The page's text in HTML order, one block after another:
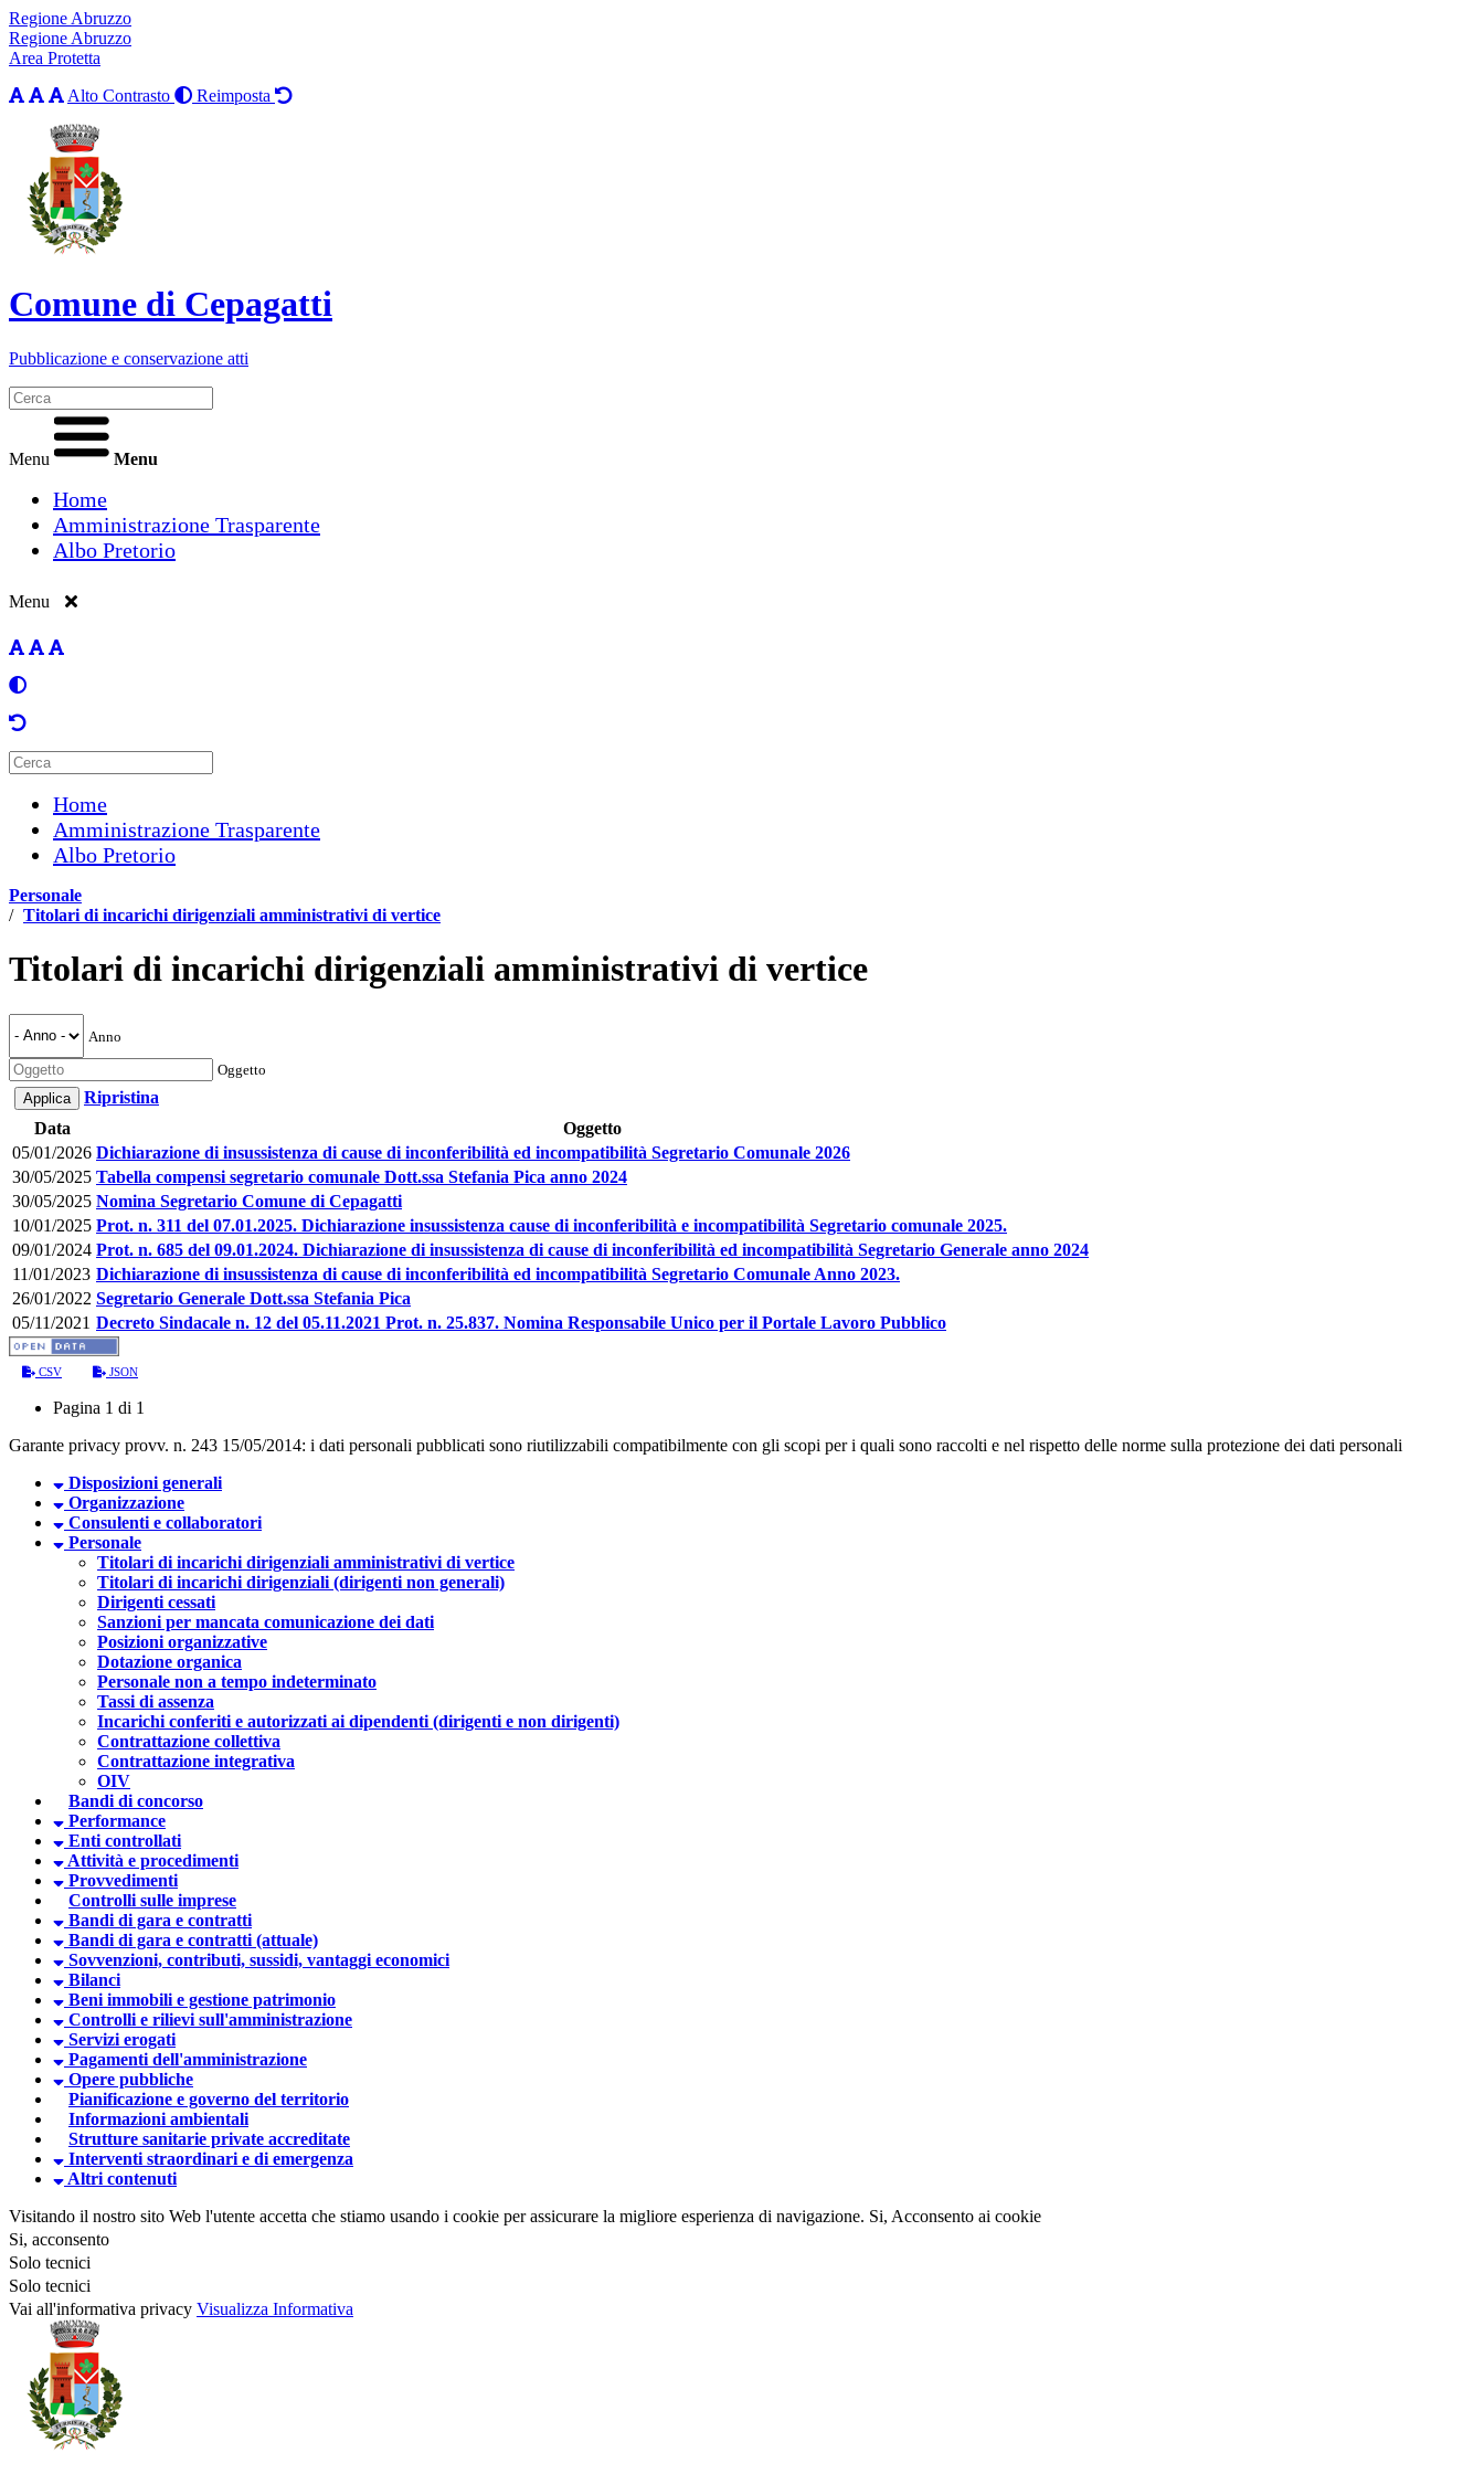
Regione Abruzzo
Regione Abruzzo
Area Protetta
Alto Contrasto
Reimposta
Comune di Cepagatti
Pubblicazione e conservazione atti
Menu Menu
Home
Amministrazione Trasparente
Albo Pretorio
Menu
Home
Amministrazione Trasparente
Albo Pretorio
Personale
/ Titolari di incarichi dirigenziali amministrativi di vertice
Titolari di incarichi dirigenziali amministrativi di vertice
Anno
Oggetto
Ripristina
Data
Oggetto
05/01/2026 Dichiarazione di insussistenza di cause di inconferibilità ed incompatibilità Segretario Comunale 2026
30/05/2025 Tabella compensi segretario comunale Dott.ssa Stefania Pica anno 2024
30/05/2025 Nomina Segretario Comune di Cepagatti
10/01/2025 Prot. n. 311 del 07.01.2025. Dichiarazione insussistenza cause di inconferibilità e incompatibilità Segretario comunale 2025.
09/01/2024 Prot. n. 685 del 09.01.2024. Dichiarazione di insussistenza di cause di inconferibilità ed incompatibilità Segretario Generale anno 2024
11/01/2023 Dichiarazione di insussistenza di cause di inconferibilità ed incompatibilità Segretario Comunale Anno 2023.
26/01/2022 Segretario Generale Dott.ssa Stefania Pica
05/11/2021 Decreto Sindacale n. 12 del 05.11.2021 Prot. n. 25.837. Nomina Responsabile Unico per il Portale Lavoro Pubblico
CSV JSON
Pagina 1 di 1
Garante privacy provv. n. 243 15/05/2014: i dati personali pubblicati sono riutilizzabili compatibilmente con gli scopi per i quali sono raccolti e nel rispetto delle norme sulla protezione dei dati personali
Disposizioni generali
Organizzazione
Consulenti e collaboratori
Personale
Titolari di incarichi dirigenziali amministrativi di vertice
Titolari di incarichi dirigenziali (dirigenti non generali)
Dirigenti cessati
Sanzioni per mancata comunicazione dei dati
Posizioni organizzative
Dotazione organica
Personale non a tempo indeterminato
Tassi di assenza
Incarichi conferiti e autorizzati ai dipendenti (dirigenti e non dirigenti)
Contrattazione collettiva
Contrattazione integrativa
OIV
Bandi di concorso
Performance
Enti controllati
Attività e procedimenti
Provvedimenti
Controlli sulle imprese
Bandi di gara e contratti
Bandi di gara e contratti (attuale)
Sovvenzioni, contributi, sussidi, vantaggi economici
Bilanci
Beni immobili e gestione patrimonio
Controlli e rilievi sull'amministrazione
Servizi erogati
Pagamenti dell'amministrazione
Opere pubbliche
Pianificazione e governo del territorio
Informazioni ambientali
Strutture sanitarie private accreditate
Interventi straordinari e di emergenza
Altri contenuti
Visitando il nostro sito Web l'utente accetta che stiamo usando i cookie per assicurare la migliore esperienza di navigazione. Si, Acconsento ai cookie
Si, acconsento
Solo tecnici
Solo tecnici
Vai all'informativa privacy Visualizza Informativa